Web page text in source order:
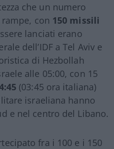
che un numero
con 150 missili
lanciati erano
dell’IDF a Tel Aviv e
di Hezbollah
alle 05:00, con 15
(03:45 ora italiana)
israeliana hanno
e nel centro del Libano.
fra i 100 e i 150